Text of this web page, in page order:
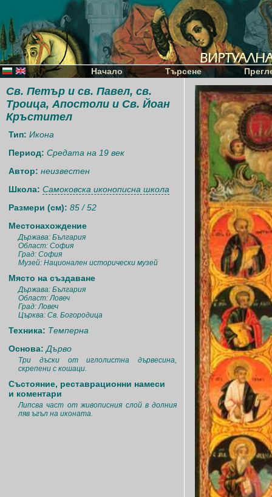
Начало Търсене
Св. Петър и св. Павел, св.
Троица, Апостоли и Св. Йоан
Кръстител
Тип: Икона
Период: Средата на 19 век
Автор: неизвестен
Школа: Самоковска иконописна школа
Размери (см): 85 / 52
Местонахождение
Държава: България
Област: София
Град: София
Музей: Национален исторически музей
Място на създаване
Държава: България
Област: Ловеч
Град: Ловеч
Църква: Св. Богородица
Техника: Темперна
Основа: Дърво
Три дъски от иглолистна дървесина,
скрепени с кошаци.
Състояние, реставрационни намеси
и коментари
Липсва част от живописния слой в долния
ляв ъгъл на иконата.